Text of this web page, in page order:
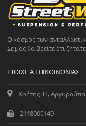
Ο κόσμος των
Σε μας θα βρείτε ότι
ΣΤΟΙΧΕΊΑ ΕΠΙΚΟΙΝΩΝΊΑΣ
Κρήτης 44,
2118009140